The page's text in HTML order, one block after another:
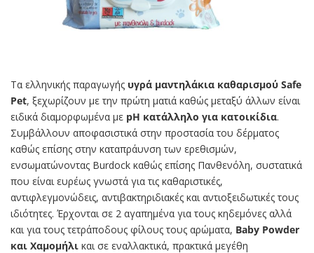
Τα ελληνικής παραγωγής υγρά μαντηλάκια καθαρισμού Safe
Pet, ξεχωρίζουν με την πρώτη ματιά καθώς μεταξύ άλλων είναι
ειδικά διαμορφωμένα με pH κατάλληλο για κατοικίδια.
Συμβάλλουν αποφασιστικά στην προστασία του δέρματος
καθώς επίσης στην καταπράυνση των ερεθισμών,
ενσωματώνοντας Burdock καθώς επίσης Πανθενόλη, συστατικά
που είναι ευρέως γνωστά για τις καθαριστικές,
αντιφλεγμονώδεις, αντιβακτηριδιακές και αντιοξειδωτικές τους
ιδιότητες. Έρχονται σε 2 αγαπημένα για τους κηδεμόνες αλλά
και για τους τετράποδους φίλους τους αρώματα, Baby Powder
και Χαμομήλι και σε εναλλακτικά, πρακτικά μεγέθη